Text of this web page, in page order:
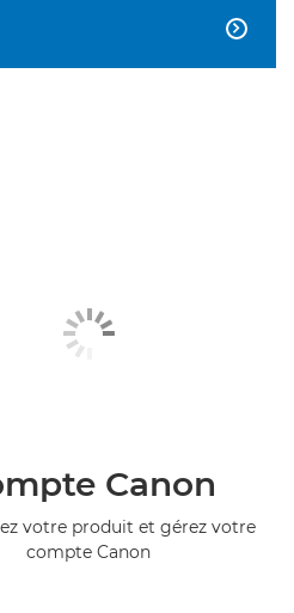

Canon
votre produit et gérez votre
compte Canon